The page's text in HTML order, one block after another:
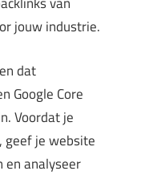
jouw industrie.
dat
Google Core
Voordat je
geef je website
en analyseer